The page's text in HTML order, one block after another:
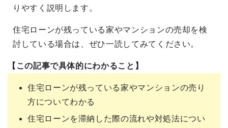
りやすく説明します。
住宅ローンが残っている家やマンションの売却を検
討している場合は、ぜひ一読してみてください。
【この記事で具体的にわかること】
住宅ローンが残っている家やマンションの売り
方についてわかる
住宅ローンを滞納した際の流れや対処法につい